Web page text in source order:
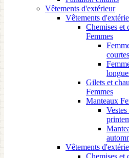
Vêtements d'extérieur
Vêtements
Chemises et
Femmes
courtes
Gilets et
Femmes
Manteaux
Vêtements